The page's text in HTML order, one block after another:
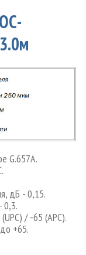
G.657A.
дБ - 0,15.
0,3.
/ -65 (APC).
+65.